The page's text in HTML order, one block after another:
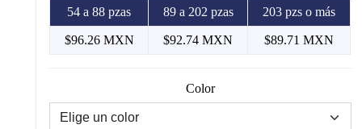
54 a 88 pzas 89 a 202 pzas 203 pzs o más
$96.26 MXN $92.74 MXN $89.71 MXN
Color